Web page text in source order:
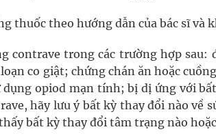
thuốc theo hướng dẫn của bác sĩ và
contrave trong các trường hợp
co giật; chứng chán ăn hoặc
dụng opiod mạn tính; bị dị ứng với
hãy lưu ý bất kỳ thay đổi nào về
bất kỳ thay đổi tâm trạng nào